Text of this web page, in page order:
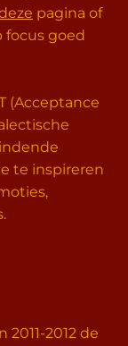
pagina of
focus goed
(Acceptance
te inspireren
2011-2012 de